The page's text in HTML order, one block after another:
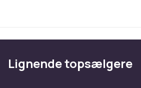
Materiale: ABS og elektroniske
Lignende topsælgere